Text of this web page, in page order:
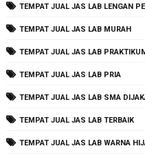
TEMPAT JUAL JAS LAB LENGAN
TEMPAT JUAL JAS LAB MURAH
TEMPAT JUAL JAS LAB
TEMPAT JUAL JAS LAB PRIA
TEMPAT JUAL JAS LAB SMA
TEMPAT JUAL JAS LAB TERBAIK
TEMPAT JUAL JAS LAB WARNA